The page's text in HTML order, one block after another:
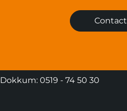
Contact
Dokkum: 0519 - 74 50 30